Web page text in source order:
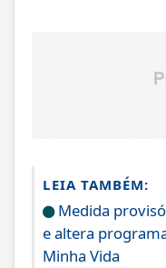
LEIA TAMBÉM:
Medida
e altera
Minha Vida